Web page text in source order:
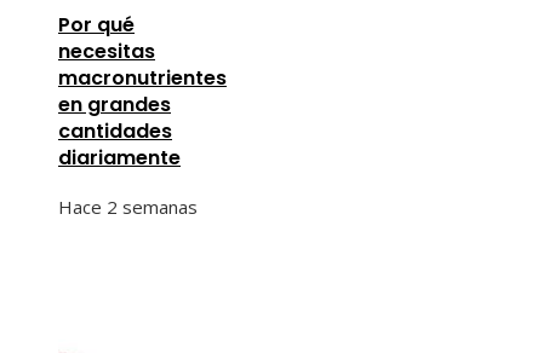
Por qué
necesitas
macronutrientes
en grandes
cantidades
diariamente
Hace 2 semanas